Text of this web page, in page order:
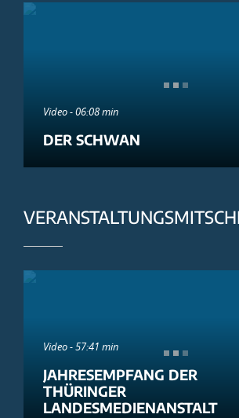
Video - 06:08 min
DER SCHWAN
Video - 57:41 min
JAHRESEMPFANG DER
THÜRINGER
LANDESMEDIENANSTALT